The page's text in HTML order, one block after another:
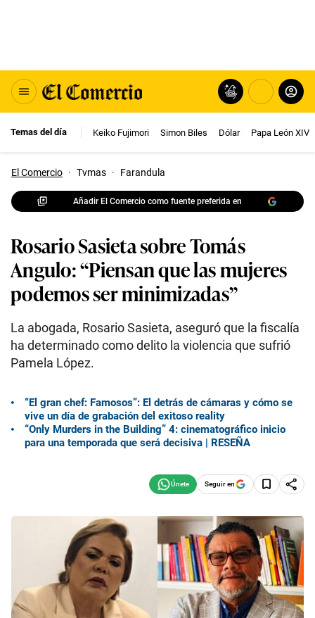
Temas del día Keiko Fujimori Simon Biles Dólar Papa León XIV
El Comercio · Tvmas · Farandula
Añadir El Comercio como fuente preferida en
Rosario Sasieta sobre Tomás
Angulo: “Piensan que las mujeres
podemos ser minimizadas”
La abogada, Rosario Sasieta, aseguró que la fiscalía
ha determinado como delito la violencia que sufrió
Pamela López.
“El gran chef: Famosos”: El detrás de cámaras y cómo se
vive un día de grabación del exitoso reality
“Only Murders in the Building” 4: cinematográfico inicio
para una temporada que será decisiva | RESEÑA
Seguir en